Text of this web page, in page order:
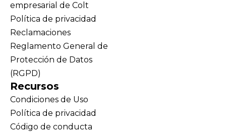
empresarial de Colt
Política de privacidad
Reclamaciones
Reglamento General de
Protección de Datos
(RGPD)
Recursos
Condiciones de Uso
Política de privacidad
Código de conducta